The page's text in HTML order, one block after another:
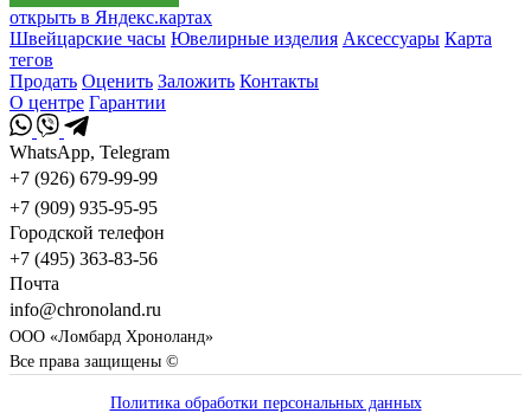
открыть в Яндекс.картах
Швейцарские часы Ювелирные изделия Аксессуары Карта
тегов
Продать Оценить Заложить Контакты
О центре Гарантии
WhatsApp, Telegram
+7 (926) 679-99-99
+7 (909) 935-95-95
Городской телефон
+7 (495) 363-83-56
Почта
info@chronoland.ru
ООО «Ломбард Хроноланд»
Все права защищены ©
Политика обработки персональных данных